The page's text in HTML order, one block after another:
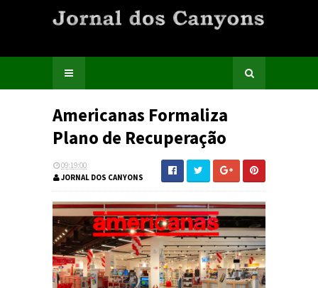
Americanas Formaliza
Plano de Recuperação
09:19:00
JORNAL DOS CANYONS